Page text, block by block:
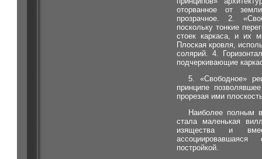
оторванное от
прозрачное. 2.
поскольку тонкие
стоек каркаса, и их
Плоская кровля,
солярий. 4.
подчеркивающие
5. «Свободное»
принципе
прорезая ими
Наиболее полным
стала маленькая
изящества и
постройкой.